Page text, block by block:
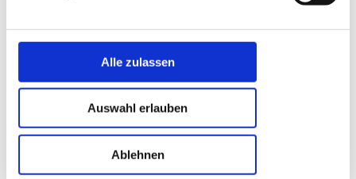
Alle zulassen
Auswahl erlauben
Ablehnen
Entfernung: 3.12 km
Entfernung: 3.18 km
anzeige
Kartenansicht